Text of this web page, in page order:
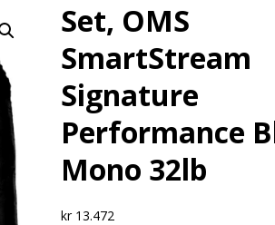
Set, OMS
SmartStream
Signature
Performance
Mono 32lb
kr13.472